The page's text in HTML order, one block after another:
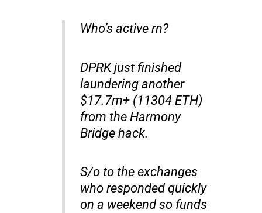
Who’s active rn?
DPRK just finished
laundering another
$17.7m+ (11304 ETH)
from the Harmony
Bridge hack.
S/o to the exchanges
who responded quickly
on a weekend so funds